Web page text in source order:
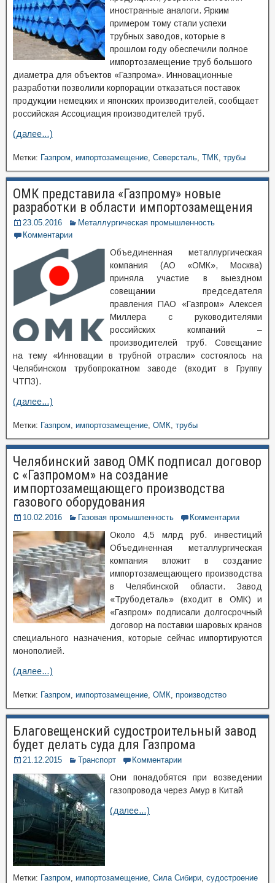
иностранные аналоги. Ярким
примером тому стали успехи
трубных заводов, которые в
прошлом году обеспечили полное
импортозамещение труб большого
диаметра для объектов «Газпрома». Инновационные
разработки позволили корпорации отказаться поставок
продукции немецких и японских производителей, сообщает
российская Ассоциация производителей труб.
(далее…)
Метки: Газпром, импортозамещение, Северсталь, ТМК, трубы
ОМК представила «Газпрому» новые
разработки в области импортозамещения
23.05.2016
Металлургическая промышленность
Комментарии
Объединенная металлургическая
компания (АО «ОМК», Москва)
приняла участие в выездном
совещании председателя
правления ПАО «Газпром» Алексея
Миллера с руководителями
российских компаний –
производителей труб. Совещание
на тему «Инновации в трубной отрасли» состоялось на
Челябинском трубопрокатном заводе (входит в Группу
ЧТПЗ).
(далее…)
Метки: Газпром, импортозамещение, ОМК, трубы
Челябинский завод ОМК подписал договор
с «Газпромом» на создание
импортозамещающего производства
газового оборудования
10.02.2016 Газовая промышленность Комментарии
Около 4,5 млрд руб. инвестиций
Объединенная металлургическая
компания вложит в создание
импортозамещающего производства
в Челябинской области. Завод
«Трубодеталь» (входит в ОМК) и
«Газпром» подписали долгосрочный
договор на поставки шаровых кранов
специального назначения, которые сейчас импортируются
монополией.
(далее…)
Метки: Газпром, импортозамещение, ОМК, производство
Благовещенский судостроительный завод
будет делать суда для Газпрома
21.12.2015 Транспорт Комментарии
Они понадобятся при возведении
газопровода через Амур в Китай
(далее…)
Метки: Газпром, импортозамещение, Сила Сибири, судостроение